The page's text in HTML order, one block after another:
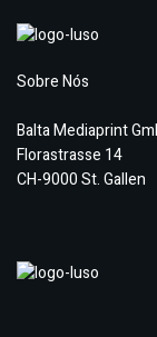
Sobre Nós
Balta Mediaprint
Florastrasse 14
CH-9000 St. Gallen